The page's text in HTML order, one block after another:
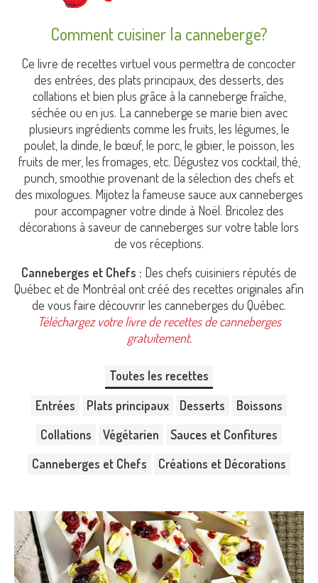
Comment cuisiner la canneberge?
Ce livre de recettes virtuel vous permettra de concocter
des entrées, des plats principaux, des desserts, des
collations et bien plus grâce à la canneberge fraîche,
séchée ou en jus. La canneberge se marie bien avec
plusieurs ingrédients comme les fruits, les légumes, le
poulet, la dinde, le bœuf, le porc, le gibier, le poisson, les
fruits de mer, les fromages, etc. Dégustez vos cocktail, thé,
punch, smoothie provenant de la sélection des chefs et
des mixologues. Mijotez la fameuse sauce aux canneberges
pour accompagner votre dinde à Noël. Bricolez des
décorations à saveur de canneberges sur votre table lors
de vos réceptions.
Canneberges et Chefs : Des chefs cuisiniers réputés de
Québec et de Montréal ont créé des recettes originales afin
de vous faire découvrir les canneberges du Québec.
Téléchargez votre livre de recettes de canneberges
gratuitement.
Toutes les recettes
Entrées
Plats principaux Desserts
Boissons
Collations
Végétarien
Sauces et Confitures
Canneberges et Chefs
Créations et Décorations